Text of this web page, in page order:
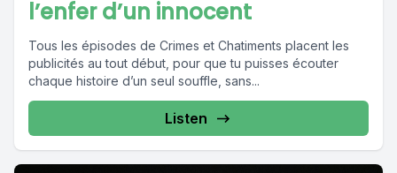
l’enfer d’un innocent
Tous les épisodes de Crimes et Chatiments placent les
publicités au tout début, pour que tu puisses écouter
chaque histoire d’un seul souffle, sans...
Listen